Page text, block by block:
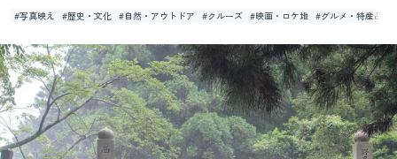
#写真映え #歴史・文化 #自然・アウトドア #クルーズ #映画・ロケ地 #グルメ・特産品